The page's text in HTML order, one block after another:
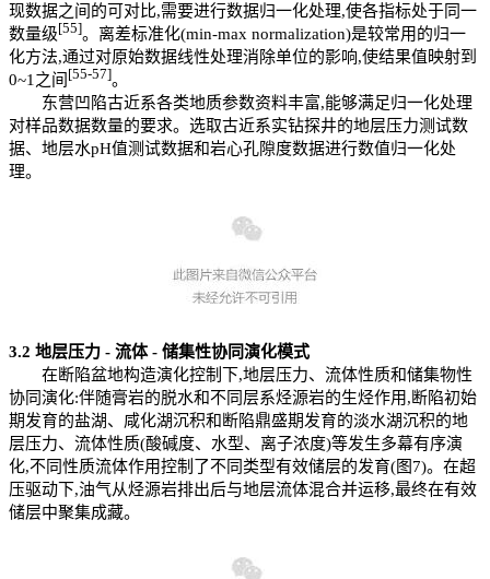
现数据之间的可对比,需要进行数据归一化处理,使各指标处于同一
数量级[55]。离差标准化(min-max normalization)是较常用的归一
化方法,通过对原始数据线性处理消除单位的影响,使结果值映射到
0~1之间 [55-57]。
东营凹陷古近系各类地质参数资料丰富,能够满足归一化处理
对样品数据数量的要求。选取古近系实钻探井的地层压力测试数
据、地层水pH值测试数据和岩心孔隙度数据进行数值归一化处
理。
3.2 地层压力 - 流体 - 储集性协同演化模式
在断陷盆地构造演化控制下,地层压力、流体性质和储集物性
协同演化:伴随膏岩的脱水和不同层系烃源岩的生烃作用,断陷初始
期发育的盐湖、咸化湖沉积和断陷鼎盛期发育的淡水湖沉积的地
层压力、流体性质(酸碱度、水型、离子浓度)等发生多幕有序演
化,不同性质流体作用控制了不同类型有效储层的发育(图7)。在超
压驱动下,油气从烃源岩排出后与地层流体混合并运移,最终在有效
储层中聚集成藏。